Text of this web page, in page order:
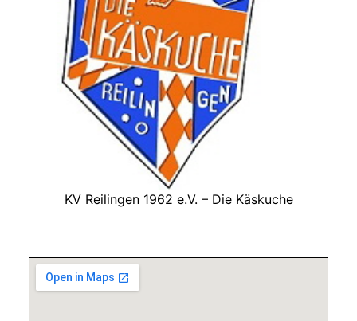
KV Reilingen 1962 e.V. – Die Käskuche